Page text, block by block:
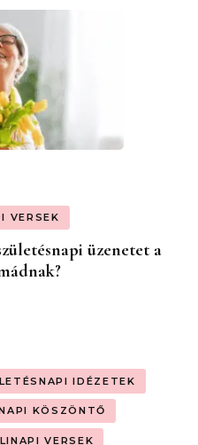
VERSEK
üzenetet a
IDÉZETEK
KÖSZÖNTŐ
VERSEK